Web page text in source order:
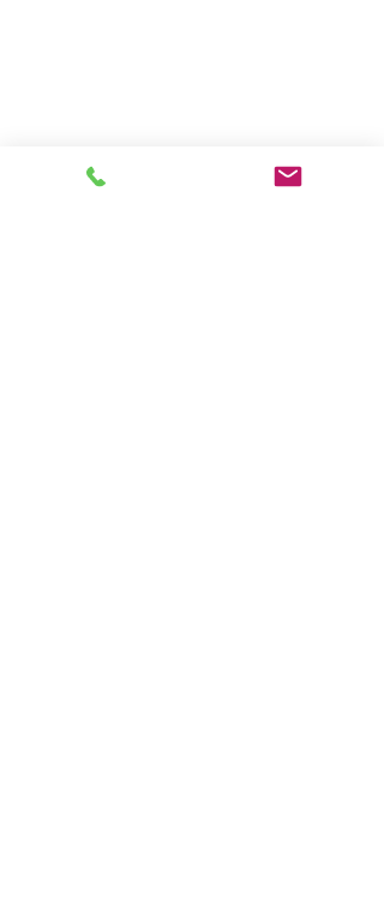
Matter。501(c)3 非营利组织 - 税号
84-1808668
无障碍声明